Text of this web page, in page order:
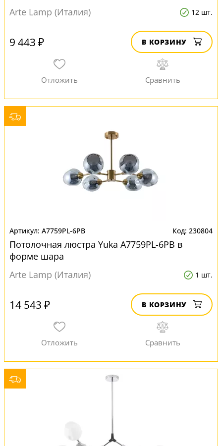
Arte Lamp (Италия)
12 шт.
9 443 ₽ В КОРЗИНУ
A7759PL-6PB 230804
Потолочная люстра Yuka A7759PL-6PB в
форме шара
Arte Lamp (Италия)
1 шт.
14 543 ₽ В КОРЗИНУ